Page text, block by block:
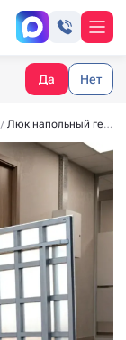
Да Нет
Люк напольный герметичный СТАНДАРТ-М 1200*900